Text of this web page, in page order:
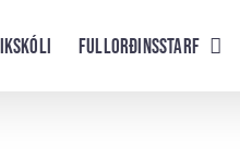
Fullorðinsstarf